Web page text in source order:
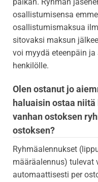
osallistumisensa
osallistumismaksua
sitovaksi maksun
voi myydä eteenpäin
henkilölle.
Olen ostanut jo
haluaisin ostaa
vanhan ostoksen
ostoksen?
Ryhmäalennukset
määräalennus) tulevat
automaattisesti per